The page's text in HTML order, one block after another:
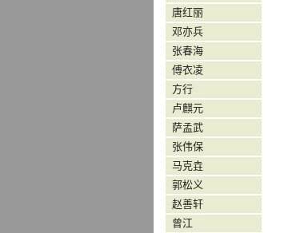
唐红丽
邓亦兵
张春海
傅衣凌
方行
卢麒元
萨孟武
张伟保
马克垚
郭松义
赵善轩
曾江